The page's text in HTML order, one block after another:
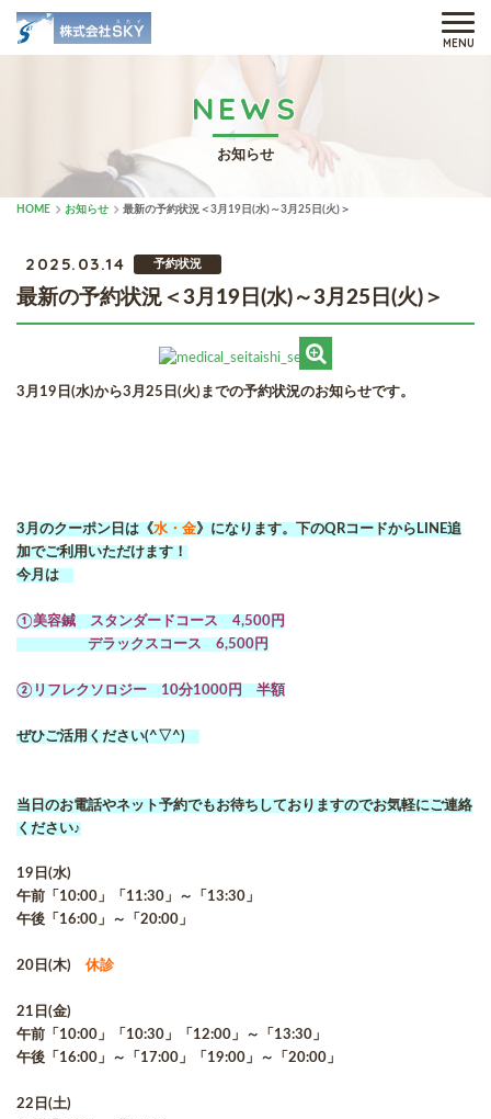
MENU
NEWS
お知らせ
HOME お知らせ 最新の予約状況＜3月19日(水)～3月25日(火)＞
2025.03.14 予約状況
最新の予約状況＜3月19日(水)～3月25日(火)＞
3月19日(水)から3月25日(火)までの予約状況のお知らせです。
3月のクーポン日は《水・金》になります。下のQRコードからLINE追
加でご利用いただけます！
今月は
①美容鍼 スタンダードコース 4,500円
デラックスコース 6,500円
②リフレクソロジー 10分1000円 半額
ぜひご活用ください(^▽^)
当日のお電話やネット予約でもお待ちしておりますのでお気軽にご連絡
ください♪
19日(水)
午前「10:00」「11:30」～「13:30」
午後「16:00」～「20:00」
20日(木) 休診
21日(金)
午前「10:00」「10:30」「12:00」～「13:30」
午後「16:00」～「17:00」「19:00」～「20:00」
22日(土)